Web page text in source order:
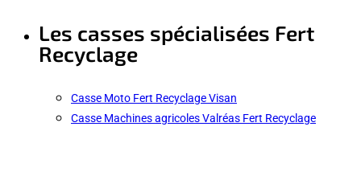
Les casses spécialisées Fert
Recyclage
Casse Moto Fert Recyclage Visan
Casse Machines agricoles Valréas Fert Recyclage